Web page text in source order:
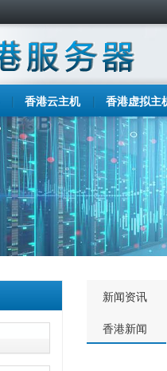
香港云主机 香港虚拟主
新闻资讯
香港新闻